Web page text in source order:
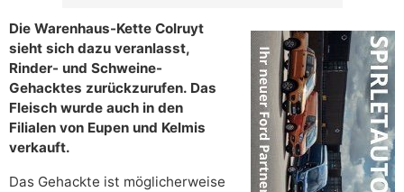
Die Warenhaus-Kette Colruyt
sieht sich dazu veranlasst,
Rinder- und Schweine-
Gehacktes zurückzurufen. Das
Fleisch wurde auch in den
Filialen von Eupen und Kelmis
verkauft.
Das Gehackte ist möglicherweise